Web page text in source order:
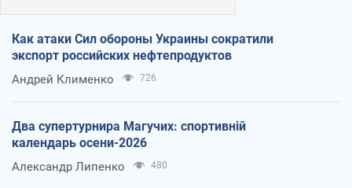
Как атаки Сил обороны Украины сократили
экспорт российских нефтепродуктов
Андрей Клименко 726
Два супертурнира Магучих: спортивній
календарь осени-2026
Александр Липенко 480